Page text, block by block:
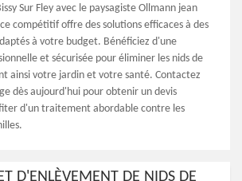
Sur Fley avec le paysagiste Ollmann jean
compétitif offre des solutions efficaces à des
à votre budget. Bénéficiez d'une
et sécurisée pour éliminer les nids de
ainsi votre jardin et votre santé. Contactez
dès aujourd'hui pour obtenir un devis
d'un traitement abordable contre les
D'ENLÈVEMENT DE NIDS DE